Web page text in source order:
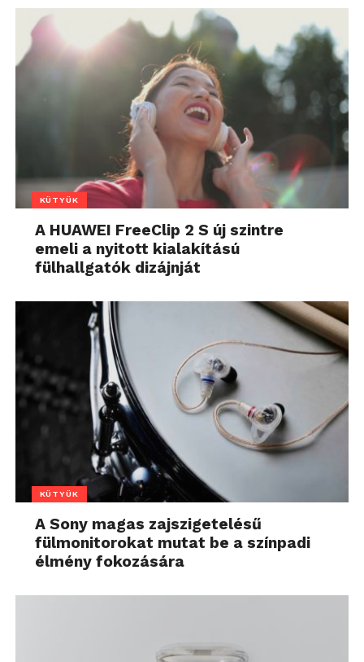
KÜTYÜK
A HUAWEI FreeClip 2 S új szintre
emeli a nyitott kialakítású
fülhallgatók dizájnját
KÜTYÜK
A Sony magas zajszigetelésű
fülmonitorokat mutat be a színpadi
élmény fokozására